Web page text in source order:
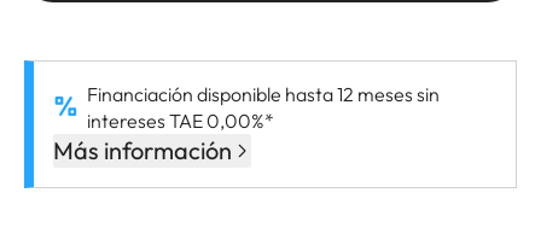
Financiación disponible hasta 12 meses sin
intereses TAE 0,00%*
Más información